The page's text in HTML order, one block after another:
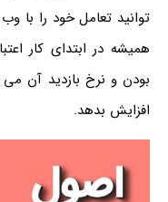
توانید تعامل خود را با
همیشه در ابتدای کار
بودن و نرخ بازدید آن می
افزایش بدهد.